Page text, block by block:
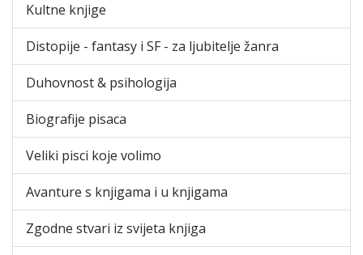
Kultne knjige
Distopije - fantasy i SF - za ljubitelje žanra
Duhovnost & psihologija
Biografije pisaca
Veliki pisci koje volimo
Avanture s knjigama i u knjigama
Zgodne stvari iz svijeta knjiga